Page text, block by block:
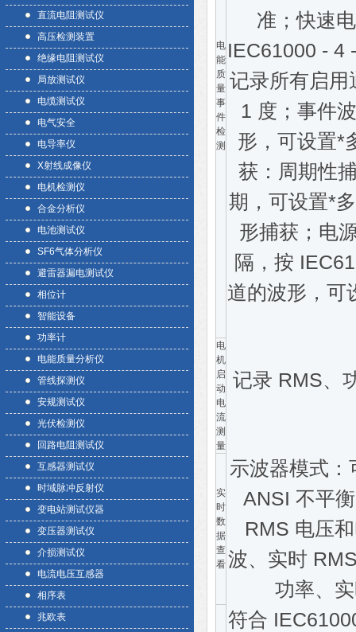
直流电阻测试仪
高压检测装置
绝缘电阻测试仪
局放测试仪
电缆测试仪
电气安全
电导率仪
X射线成像仪
电机检测仪
合金分析仪
电池测试仪
SF6气体分析仪
避雷器漏电测试仪
相位计
智能设备
功率计
电能质量分析仪
管线探测仪
安规测试仪
光伏检测仪
回路电阻测试仪
互感器测试仪
时域脉冲反射仪
变电站测试仪器
变压器测试仪
介损测试仪
电流电压互感器
相序表
兆欧表
电
能
质
量
事
件
检
测
准；快速
IEC61000 - 4
记录所有启用
1 度；事件
形，可设置*
获：周期性
期，可设置*
形捕获；电
隔，按
道的波形，可
电
机
启
动
电
流
测
量
记录 RMS、
实
时
数
据
查
看
示波器模式
ANSI 不平
RMS 电压
波、实时
功率、
符合